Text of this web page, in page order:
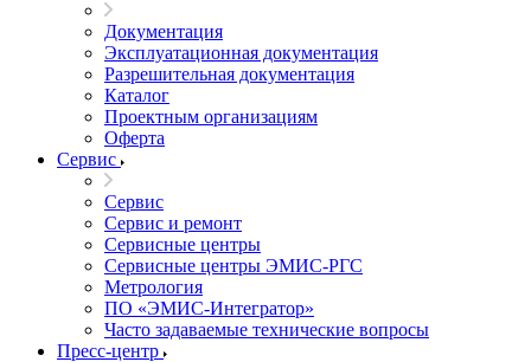
Документация
Эксплуатационная документация
Разрешительная документация
Каталог
Проектным организациям
Оферта
Сервис
Сервис
Сервис и ремонт
Сервисные центры
Сервисные центры ЭМИС-РГС
Метрология
ПО «ЭМИС-Интегратор»
Часто задаваемые технические вопросы
Пресс-центр